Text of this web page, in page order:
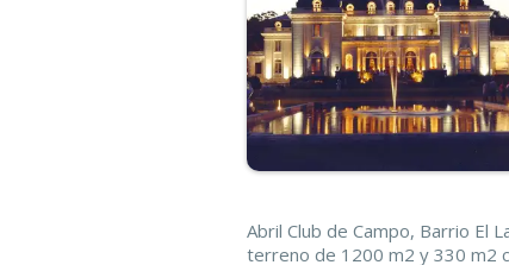
Abril Club de Campo, Barrio El
terreno de 1200 m2 y 330 m2